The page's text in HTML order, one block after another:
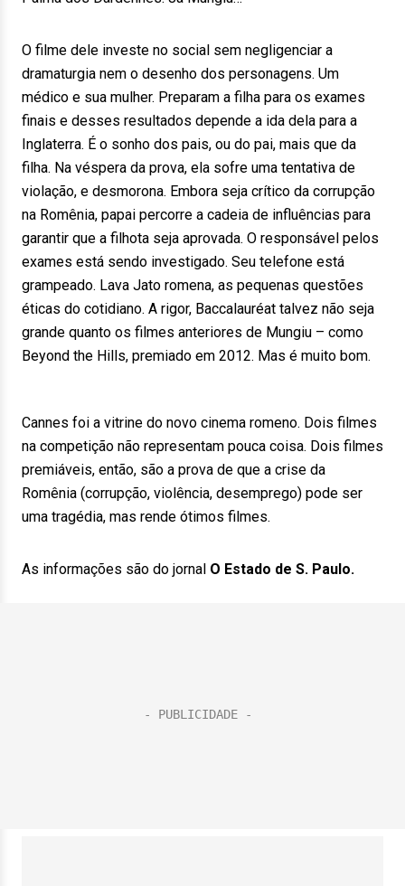
O filme dele investe no social sem negligenciar a
dramaturgia nem o desenho dos personagens. Um
médico e sua mulher. Preparam a filha para os exames
finais e desses resultados depende a ida dela para a
Inglaterra. É o sonho dos pais, ou do pai, mais que da
filha. Na véspera da prova, ela sofre uma tentativa de
violação, e desmorona. Embora seja crítico da corrupção
na Romênia, papai percorre a cadeia de influências para
garantir que a filhota seja aprovada. O responsável pelos
exames está sendo investigado. Seu telefone está
grampeado. Lava Jato romena, as pequenas questões
éticas do cotidiano. A rigor, Baccalauréat talvez não seja
grande quanto os filmes anteriores de Mungiu – como
Beyond the Hills, premiado em 2012. Mas é muito bom.
Cannes foi a vitrine do novo cinema romeno. Dois filmes
na competição não representam pouca coisa. Dois filmes
premiáveis, então, são a prova de que a crise da
Romênia (corrupção, violência, desemprego) pode ser
uma tragédia, mas rende ótimos filmes.
As informações são do jornal O Estado de S. Paulo.